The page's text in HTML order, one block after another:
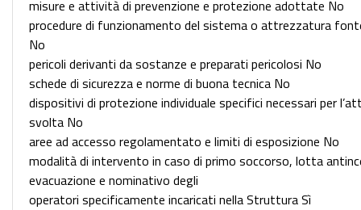
misure e attività di prevenzione e protezione adottate No
procedure di funzionamento del sistema o attrezzatura
No
pericoli derivanti da sostanze e preparati pericolosi No
schede di sicurezza e norme di buona tecnica No
dispositivi di protezione individuale specifici necessari per
svolta No
aree ad accesso regolamentato e limiti di esposizione No
modalità di intervento in caso di primo soccorso, lotta
evacuazione e nominativo degli
operatori specificamente incaricati nella Struttura Sì